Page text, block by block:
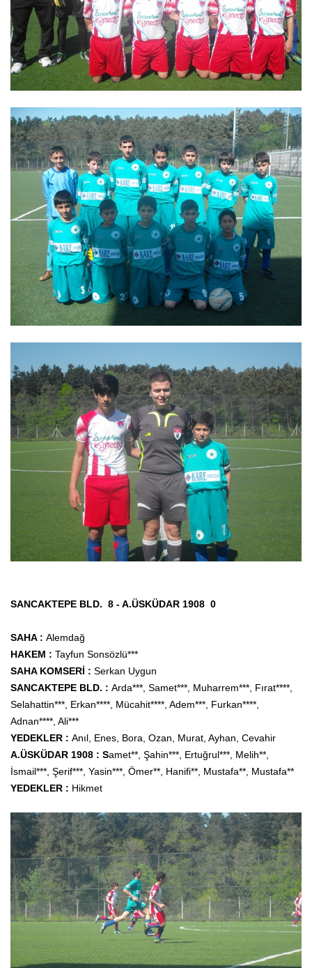
SANCAKTEPE BLD. 8 - A.ÜSKÜDAR 1908 0
SAHA : Alemdağ
HAKEM : Tayfun Sonsözlü***
SAHA KOMSERİ : Serkan Uygun
SANCAKTEPE BLD. : Arda***, Samet***, Muharrem***, Fırat****,
Selahattin***, Erkan****, Mücahit****, Adem***, Furkan****,
Adnan****, Ali***
YEDEKLER : Anıl, Enes, Bora, Ozan, Murat, Ayhan, Cevahir
A.ÜSKÜDAR 1908 : Samet**, Şahin***, Ertuğrul***, Melih**,
İsmail***, Şerif***, Yasin***, Ömer**, Hanifi**, Mustafa**, Mustafa**
YEDEKLER : Hikmet